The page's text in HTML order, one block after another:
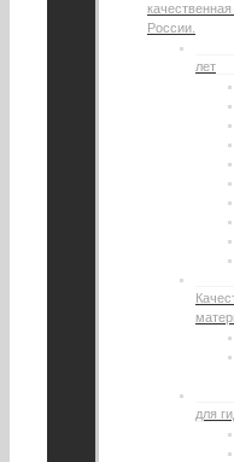
России.
лет
для